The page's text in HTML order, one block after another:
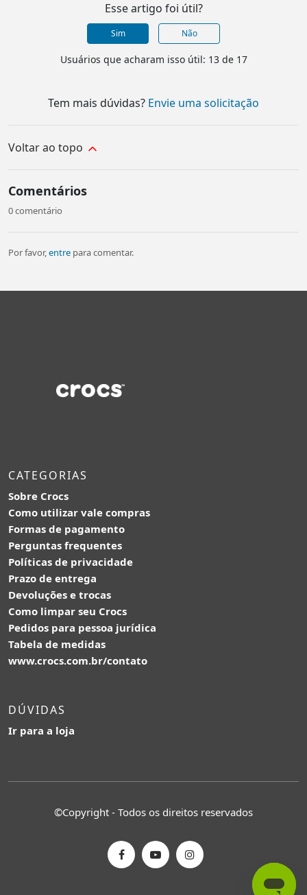
Esse artigo foi útil?
Sim Não
Usuários que acharam isso útil: 13 de 17
Tem mais dúvidas? Envie uma solicitação
Voltar ao topo
Comentários
0 comentário
Por favor,entre para comentar.
CATEGORIAS
Sobre Crocs
Como utilizar vale compras
Formas de pagamento
Perguntas frequentes
Políticas de privacidade
Prazo de entrega
Devoluções e trocas
Como limpar seu Crocs
Pedidos para pessoa jurídica
Tabela de medidas
www.crocs.com.br/contato
DÚVIDAS
Ir para a loja
©Copyright - Todos os direitos reservados